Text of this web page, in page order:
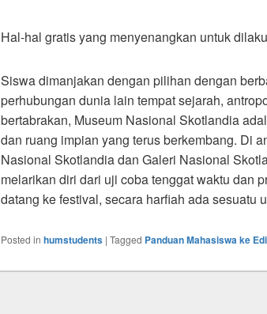
Hal-hal gratis yang menyenangkan untuk
Siswa dimanjakan dengan pilihan dengan
perhubungan dunia lain tempat sejarah,
bertabrakan, Museum Nasional Skotlandia
dan ruang impian yang terus berkembang. Di
Nasional Skotlandia dan Galeri Nasional
melarikan diri dari uji coba tenggat waktu dan
datang ke festival, secara harfiah ada sesuatu
Posted in humstudents | Tagged Panduan Mahasiswa ke